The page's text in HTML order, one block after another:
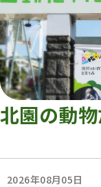
北園の動
2026年08月05日